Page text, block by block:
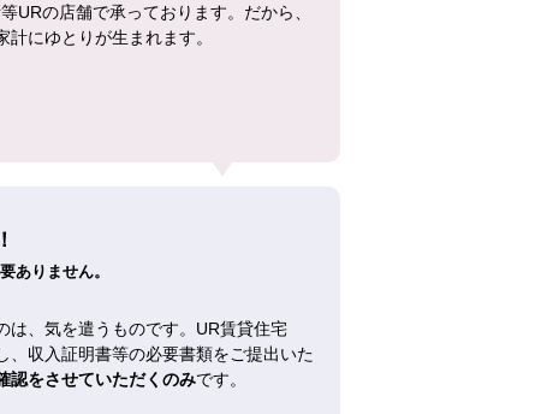
URの店舗で承っております。だから、
計にゆとりが生まれます。
ありません。
は、気を遣うものです。UR賃貸住宅
、収入証明書等の必要書類をご提出いた
認をさせていただくのみです。